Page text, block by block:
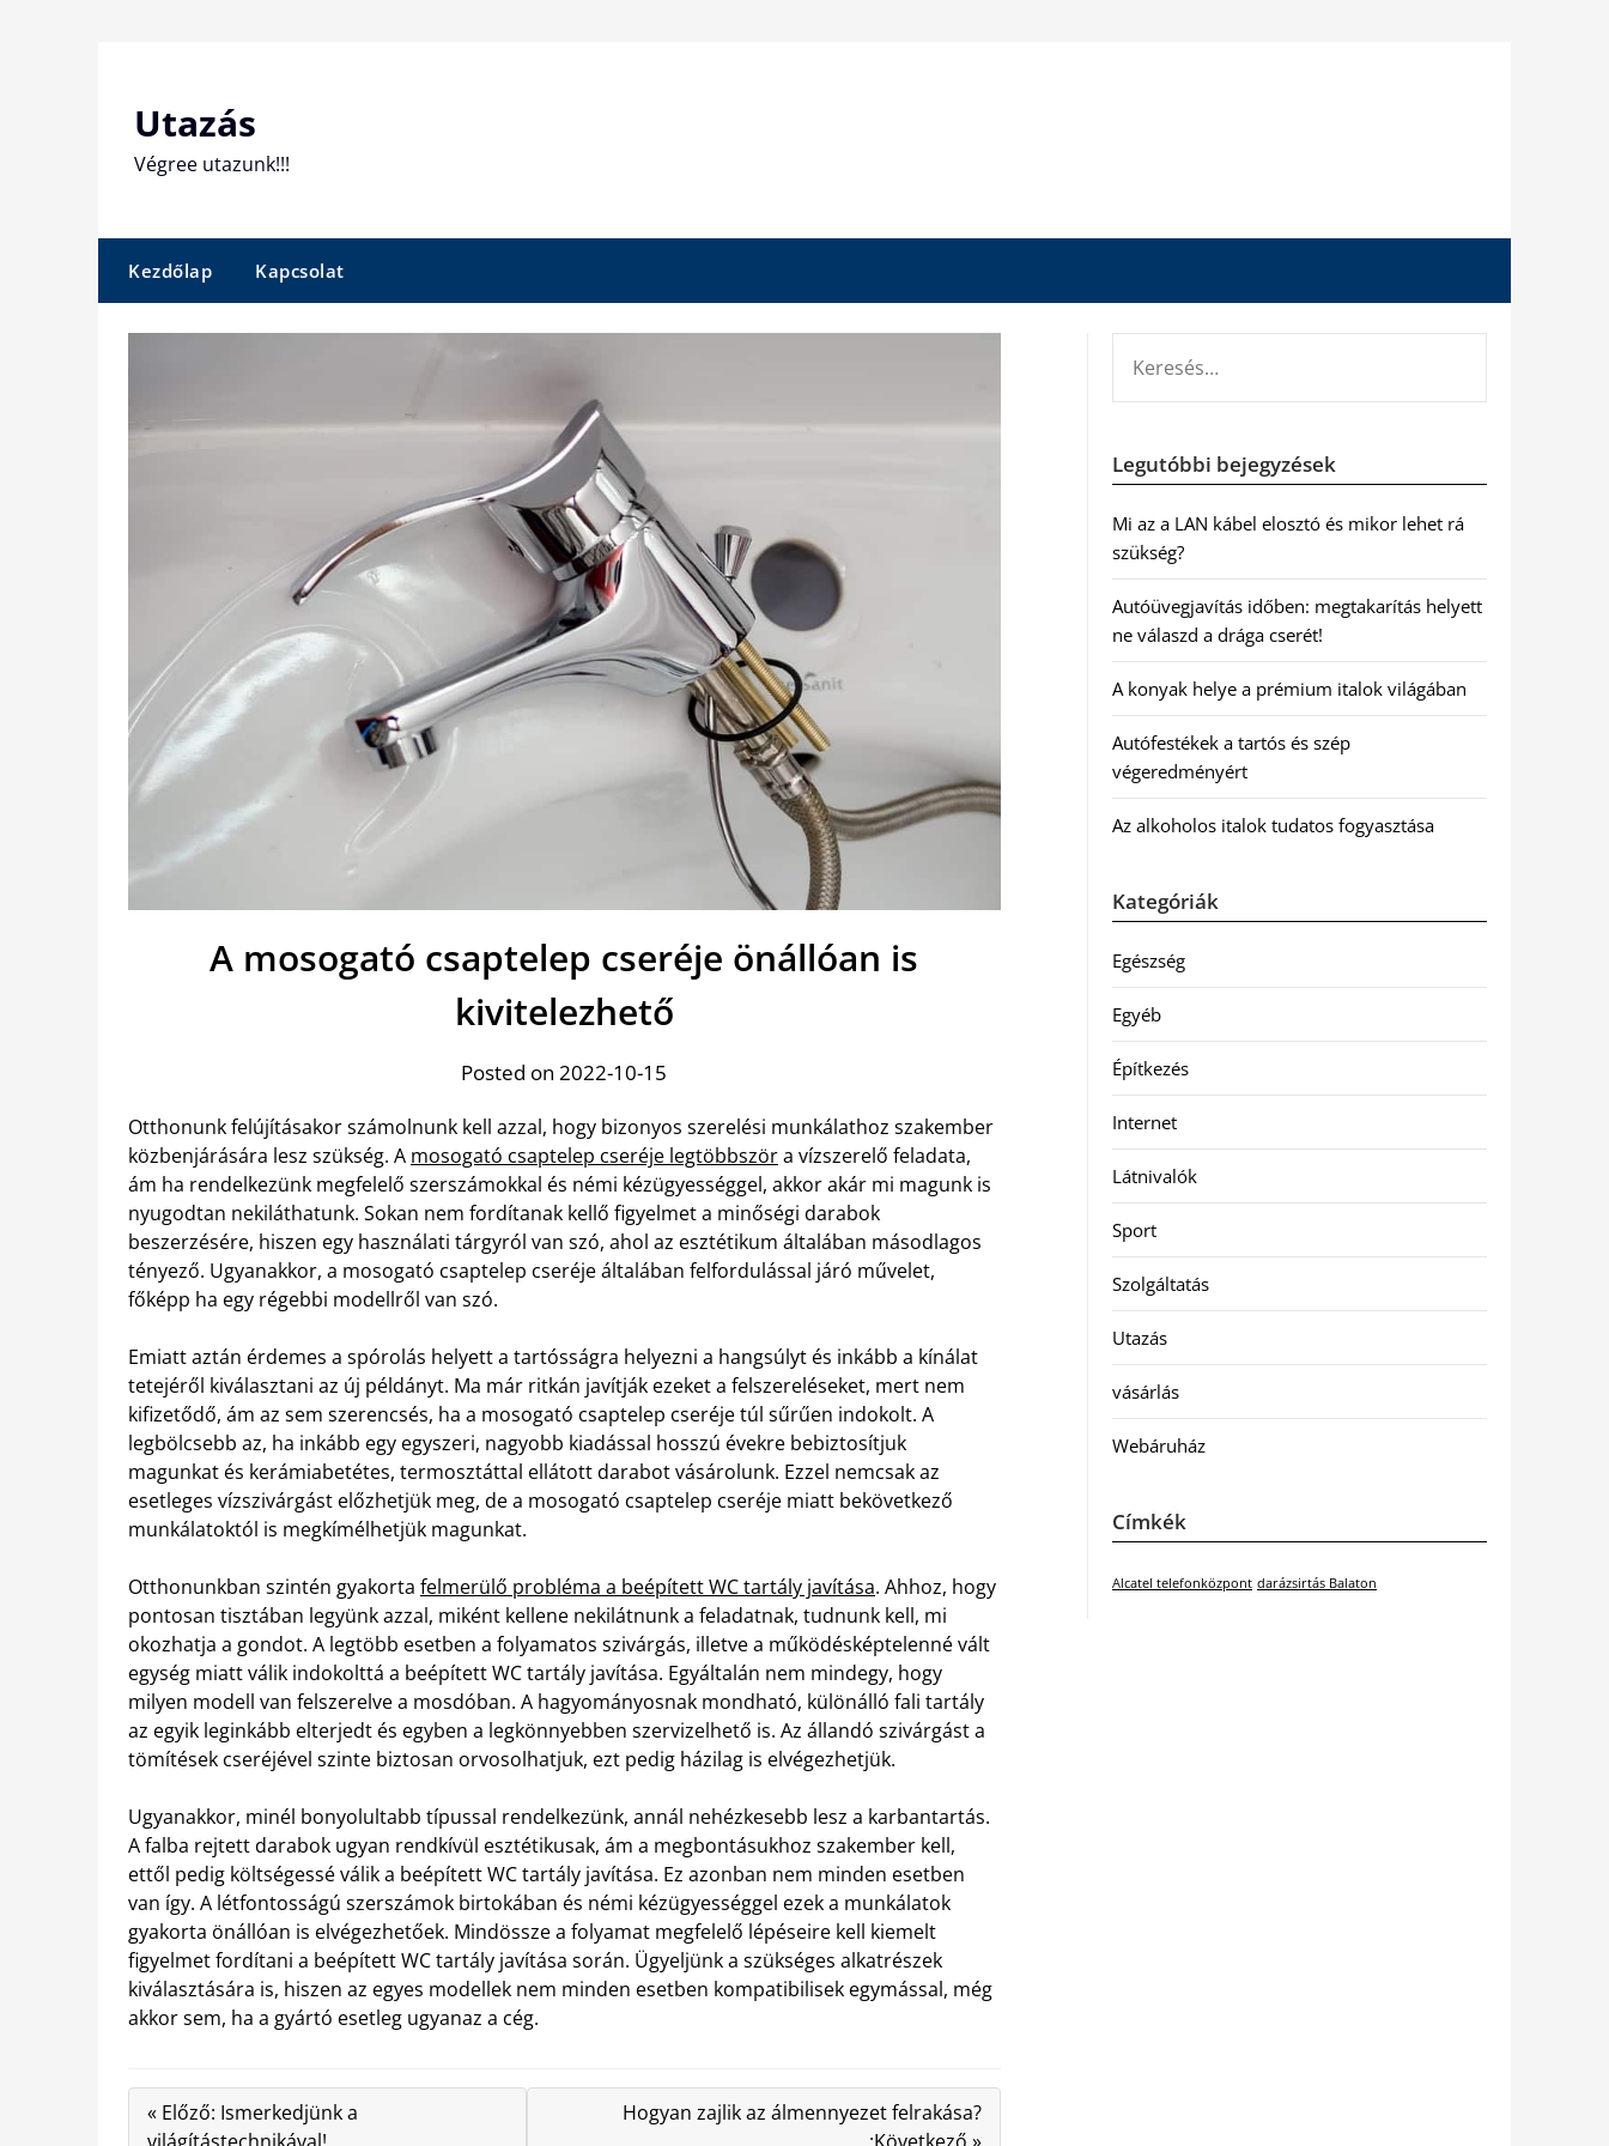
Utazás
Végree utazunk!!!
Kezdőlap Kapcsolat
A mosogató csaptelep cseréje önállóan is
kivitelezhető
Posted on 2022-10-15
Otthonunk felújításakor számolnunk kell azzal, hogy bizonyos szerelési munkálathoz szakember
közbenjárására lesz szükség. A mosogató csaptelep cseréje legtöbbszöra vízszerelő feladata,
ám ha rendelkezünk megfelelő szerszámokkal és némi kézügyességgel, akkor akár mi magunk is
nyugodtan nekiláthatunk. Sokan nem fordítanak kellő figyelmet a minőségi darabok
beszerzésére, hiszen egy használati tárgyról van szó, ahol az esztétikum általában másodlagos
tényező. Ugyanakkor, a mosogató csaptelep cseréje általában felfordulással járó művelet,
főképp ha egy régebbi modellről van szó.
Emiatt aztán érdemes a spórolás helyett a tartósságra helyezni a hangsúlyt és inkább a kínálat
tetejéről kiválasztani az új példányt. Ma már ritkán javítják ezeket a felszereléseket, mert nem
kifizetődő, ám az sem szerencsés, ha a mosogató csaptelep cseréje túl sűrűen indokolt. A
legbölcsebb az, ha inkább egy egyszeri, nagyobb kiadással hosszú évekre bebiztosítjuk
magunkat és kerámiabetétes, termosztáttal ellátott darabot vásárolunk. Ezzel nemcsak az
esetleges vízszivárgást előzhetjük meg, de a mosogató csaptelep cseréje miatt bekövetkező
munkálatoktól is megkímélhetjük magunkat.
Otthonunkban szintén gyakorta felmerülő probléma a beépített WC tartály javítása. Ahhoz, hogy
pontosan tisztában legyünk azzal, miként kellene nekilátnunk a feladatnak, tudnunk kell, mi
okozhatja a gondot. A legtöbb esetben a folyamatos szivárgás, illetve a működésképtelenné vált
egység miatt válik indokolttá a beépített WC tartály javítása. Egyáltalán nem mindegy, hogy
milyen modell van felszerelve a mosdóban. A hagyományosnak mondható, különálló fali tartály
az egyik leginkább elterjedt és egyben a legkönnyebben szervizelhető is. Az állandó szivárgást a
tömítések cseréjével szinte biztosan orvosolhatjuk, ezt pedig házilag is elvégezhetjük.
Ugyanakkor, minél bonyolultabb típussal rendelkezünk, annál nehézkesebb lesz a karbantartás.
A falba rejtett darabok ugyan rendkívül esztétikusak, ám a megbontásukhoz szakember kell,
ettől pedig költségessé válik a beépített WC tartály javítása. Ez azonban nem minden esetben
van így. A létfontosságú szerszámok birtokában és némi kézügyességgel ezek a munkálatok
gyakorta önállóan is elvégezhetőek. Mindössze a folyamat megfelelő lépéseire kell kiemelt
figyelmet fordítani a beépített WC tartály javítása során. Ügyeljünk a szükséges alkatrészek
kiválasztására is, hiszen az egyes modellek nem minden esetben kompatibilisek egymással, még
akkor sem, ha a gyártó esetleg ugyanaz a cég.
« Előző: Ismerkedjünk a
Hogyan zajlik az álmennyezet felrakása?
Legutóbbi bejegyzések
Mi az a LAN kábel elosztó és mikor lehet rá
szükség?
Autóüvegjavítás időben: megtakarítás helyett
ne válaszd a drága cserét!
A konyak helye a prémium italok világában
Autófestékek a tartós és szép
végeredményért
Az alkoholos italok tudatos fogyasztása
Kategóriák
Egészség
Egyéb
Építkezés
Internet
Látnivalók
Sport
Szolgáltatás
Utazás
vásárlás
Webáruház
Címkék
Alcatel telefonközpont darázsirtás Balaton